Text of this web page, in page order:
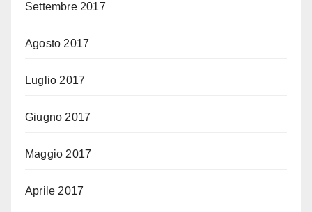
Settembre 2017
Agosto 2017
Luglio 2017
Giugno 2017
Maggio 2017
Aprile 2017